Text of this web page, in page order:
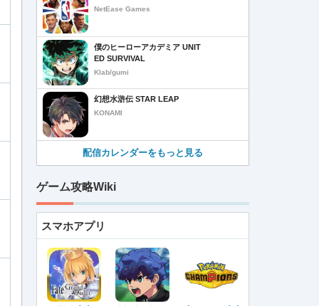
NetEase Games
僕のヒーローアカデミア UNIT
ED SURVIVAL
Klab/gumi
幻想水滸伝 STAR LEAP
KONAMI
配信カレンダーをもっと見る
ゲーム攻略Wiki
スマホアプリ